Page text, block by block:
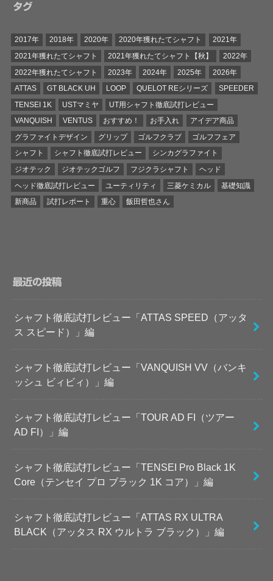
タグ
2017年 2018年 2020年 2020年獲れたてシャフト
2021年
2021年獲れたてシャフト
2021年獲れたてシャフト【秋】
2022年
2022年獲れたてシャフト
2023年 2024年 2025年
2026年
ATTAS
GT BLACK UH LOOP QUELOT REシリーズ
SPEEDER
TENSEI 1K
USTマミヤ
UT用シャフト徹底試打レビュー
VANQUISH
VENTUS おすすめ！ お手入れ
アイデア商品
グラファイトデザイン
グリップ ゴルフクラブ
ゴルフフェア
シャフト
シャフト徹底試打レビュー
シンカグラファイト
ジオテック
ジオテックゴルフ フジクラシャフト
ヘッド
ヘッド徹底試打レビュー
ユーティリティ 三菱ケミカル
基礎知識
新商品
試打レポート 重心 飯田哲也さん
最近の投稿
シャフト徹底試打レビュー「ATTAS SPEED（アッタ
ス スピード）」編
シャフト徹底試打レビュー「VANQUISH VV（バンキ
ッシュ ビィビィ）」編
シャフト徹底試打レビュー「TOUR AD FI（ツアー
AD FI）」編
シャフト徹底試打レビュー「TENSEI Pro Black 1K
Core（テンセイ プロ ブラック 1K コア）」編
シャフト徹底試打レビュー「ATTAS RX ULTRA
BLACK（アッタス RX ウルトラ ブラック）」編